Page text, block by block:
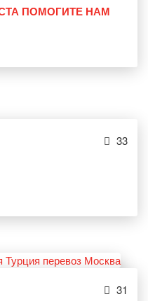
ПОМОГИТЕ НАМ
33
31